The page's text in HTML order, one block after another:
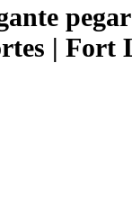
| Fort